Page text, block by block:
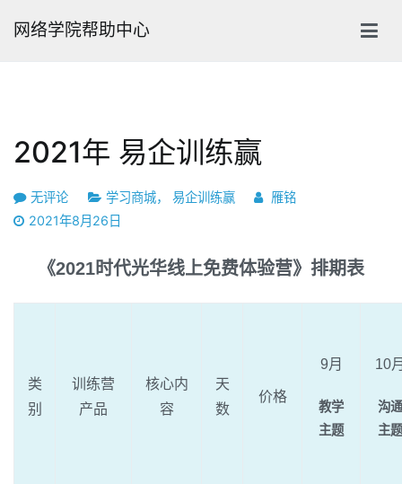
网络学院帮助中心
2021年 易企训练赢
2021
年
无评论 学习商城， 易企训练赢
雁铭
2021年8月26日
《2021时代光华线上免费体验营》排期表
类
别
训练营
产品
核心内
容
天
数
价格
9月
教学
主题
10
沟通
主题